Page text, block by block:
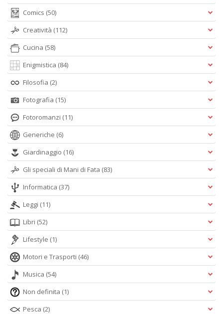
Comics (50)
Creatività (112)
Cucina (58)
Enigmistica (84)
Filosofia (2)
Fotografia (15)
Fotoromanzi (11)
Generiche (6)
Giardinaggio (16)
Gli speciali di Mani di Fata (83)
Informatica (37)
Leggi (11)
Libri (52)
Lifestyle (1)
Motori e Trasporti (46)
Musica (54)
Non definita (1)
Pesca (2)